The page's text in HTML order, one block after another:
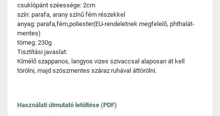
csuklópánt széessége: 2cm
szín: parafa, arany színű fém részekkel
anyag: parafa,fém,poliester(EU-rendeletnek megfelelő, phthalát-
mentes)
tömeg: 230g
Tisztítási javaslat:
Kímélő szappanos, langyos vizes szivaccsal alaposan át kell
törölni, majd szöszmentes száraz ruhával áttörölni.
Használati útmutató letöltése (PDF)